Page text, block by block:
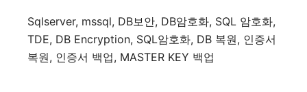
Sqlserver, mssql, DB보안, DB암호화, SQL 암호화,
TDE, DB Encryption, SQL암호화, DB 복원, 인증서
복원, 인증서 백업, MASTER KEY 백업